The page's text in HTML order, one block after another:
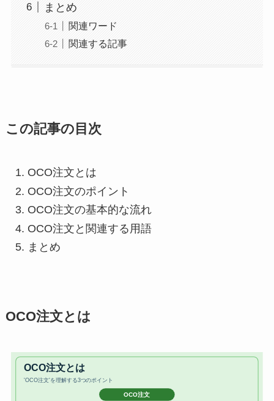
まとめ
関連ワード
関連する記事
この記事の目次
OCO注文とは
OCO注文のポイント
OCO注文の基本的な流れ
OCO注文と関連する用語
まとめ
OCO注文とは